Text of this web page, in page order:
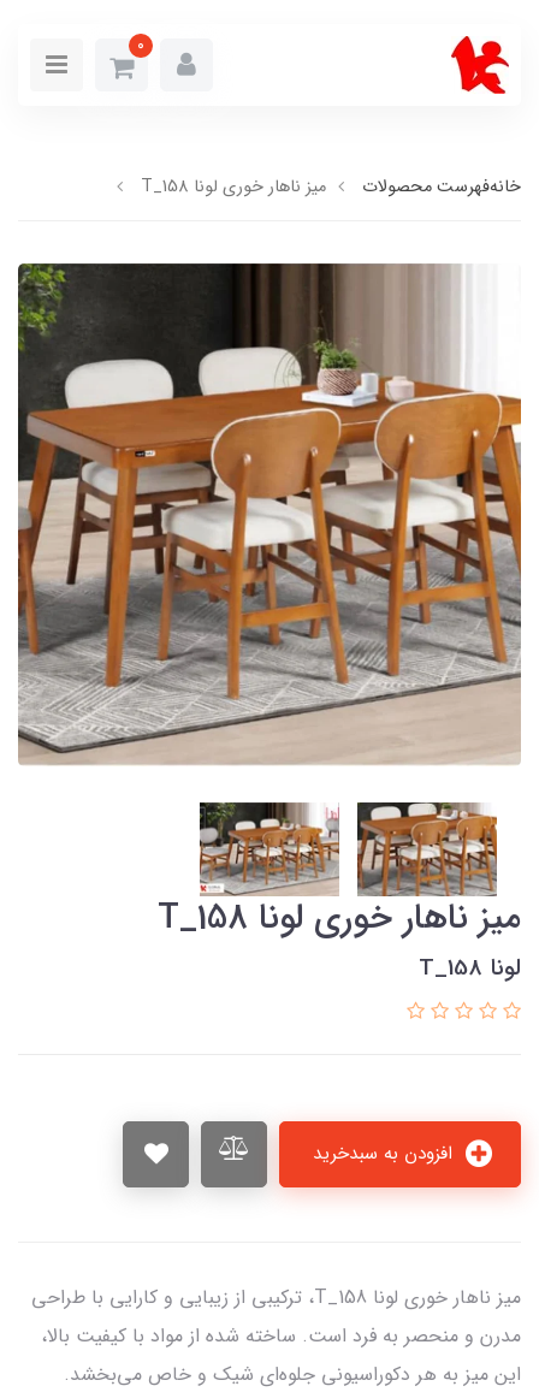
0
خانهفهرست محصولات میز ناهار خوری لونا T_158
میز ناهار خوری لونا T_158
لونا T_158
میز ناهار خوری لونا T_158، ترکیبی از زیبایی و کارایی با طراحی
مدرن و منحصر به فرد است. ساخته شده از مواد با کیفیت بالا،
این میز به هر دکوراسیونی جلوه‌ای شیک و خاص می‌بخشد.